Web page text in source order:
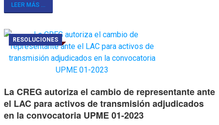
LEER MÁS ...
RESOLUCIONES
La CREG autoriza el cambio de representante ante
el LAC para activos de transmisión adjudicados
en la convocatoria UPME 01-2023